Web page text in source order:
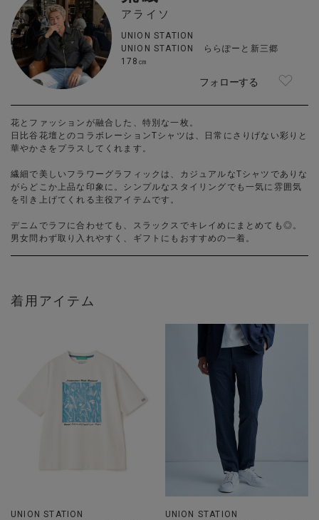
アライソ
UNION STATION
UNION STATION ららぽーと新三郷
178㎝
フォローする
花とファッションが融合した、特別な一枚。
日比谷花壇とのコラボレーションTシャツは、日常にさりげない彩りと
華やかさをプラスしてくれます。
繊細で美しいフラワーグラフィックは、カジュアルなTシャツでありな
がらどこか上品な印象に。シンプルなスタイリングでも一気に雰囲気
を引き上げてくれる主役アイテムです。
デニムでラフに合わせても、スラックスでキレイめにまとめても◎。
男女問わず取り入れやすく、ギフトにもおすすめの一着。
着用アイテム
UNION STATION
UNION STATION